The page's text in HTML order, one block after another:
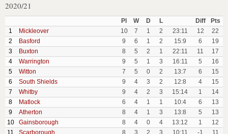
2020/21
Pl W D L Diff
Pts
1
Mickleover 10 7 1 2 23:11 12
22
2
Basford 9 6 1 2 15:9 6
19
3
Buxton 8 5 2 1 22:11 11
17
4
Warrington 9 5 1 3 16:11 5
16
5
Witton 7 5 0 2 13:7 6
15
6
South Shields 9 4 3 2 12:8 4
15
7
Whitby 9 4 2 3 15:14 1
14
8
Matlock 6 4 1 1 10:4 6
13
9
Atherton 8 4 1 3 13:8 5
13
10
Gainsborough 8 4 0 4 13:12 1
12
11
Scarborough 8 3 2 3 10:11 -1
11